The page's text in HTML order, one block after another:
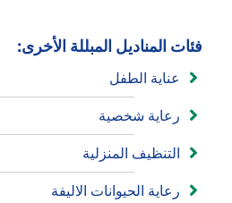
فئات المناديل المبللة الأخرى:
عناية الطفل
رعاية شخصية
التنظيف المنزلية
رعاية الحيوانات الاليفة